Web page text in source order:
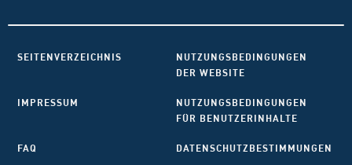
SEITENVERZEICHNIS
NUTZUNGSBEDINGUNGEN
DER WEBSITE
IMPRESSUM
NUTZUNGSBEDINGUNGEN
FÜR BENUTZERINHALTE
FAQ DATENSCHUTZBESTIMMUNGEN